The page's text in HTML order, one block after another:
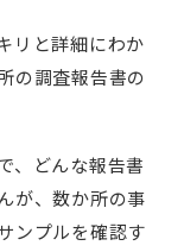
リと詳細にわか
の調査報告書の
、どんな報告書
が、数か所の事
ンプルを確認す